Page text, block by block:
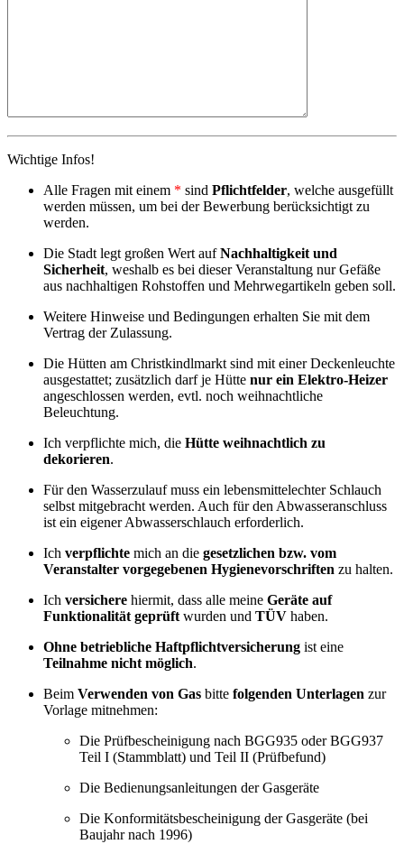
Wichtige Infos!
Alle Fragen mit einem * sind Pflichtfelder, welche ausgefüllt
werden müssen, um bei der Bewerbung berücksichtigt zu
werden.
Die Stadt legt großen Wert aufNachhaltigkeit und
Sicherheit, weshalb es bei dieser Veranstaltung nur Gefäße
aus nachhaltigen Rohstoffen und Mehrwegartikeln geben soll.
Weitere Hinweise und Bedingungen erhalten Sie mit dem
Vertrag der Zulassung.
Die Hütten am Christkindlmarkt sind mit einer Deckenleuchte
ausgestattet; zusätzlich darf je Hütte nur ein Elektro-Heizer
angeschlossen werden, evtl. noch weihnachtliche
Beleuchtung.
Ich verpflichte mich, die Hütte weihnachtlich zu
dekorieren.
Für den Wasserzulauf muss ein lebensmittelechter Schlauch
selbst mitgebracht werden. Auch für den Abwasseranschluss
ist ein eigener Abwasserschlauch erforderlich.
Ich verpflichte mich an die gesetzlichen bzw. vom
Veranstalter vorgegebenen Hygienevorschriften zu halten.
Ich versichere hiermit, dass alle meine Geräte auf
Funktionalität geprüftwurden und TÜV haben.
Ohne betriebliche Haftpflichtversicherung ist eine
Teilnahme nicht möglich.
Beim Verwenden von Gas bitte folgenden Unterlagen zur
Vorlage mitnehmen:
Die Prüfbescheinigung nach BGG935 oder BGG937
Teil I (Stammblatt) und Teil II (Prüfbefund)
Die Bedienungsanleitungen der Gasgeräte
Die Konformitätsbescheinigung der Gasgeräte (bei
Baujahr nach 1996)